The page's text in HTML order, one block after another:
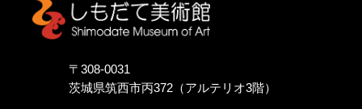
しもだて美術館
〒308-0031
茨城県筑西市丙372（アルテリオ3階）